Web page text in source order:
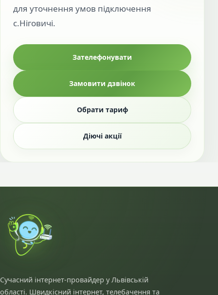
для уточнення умов підключення
с.Ніговичі.
Зателефонувати
Замовити дзвінок
Обрати тариф
Діючі акції
Сучасний інтернет-провайдер у Львівській
області. Швидкісний інтернет, телебачення та